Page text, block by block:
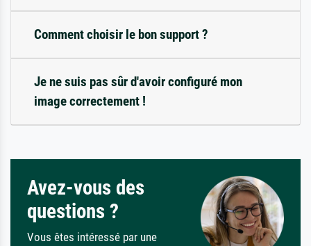
Comment choisir le bon support ?
Je ne suis pas sûr d'avoir configuré mon
image correctement !
Avez-vous des
questions ?
Vous êtes intéressé par une